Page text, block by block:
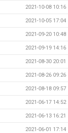
2021-10-08 10:16
2021-10-05 17:04
2021-09-20 10:48
2021-09-19 14:16
2021-08-30 20:01
2021-08-26 09:26
2021-08-18 09:57
2021-06-17 14:52
2021-06-13 16:21
2021-06-01 17:14